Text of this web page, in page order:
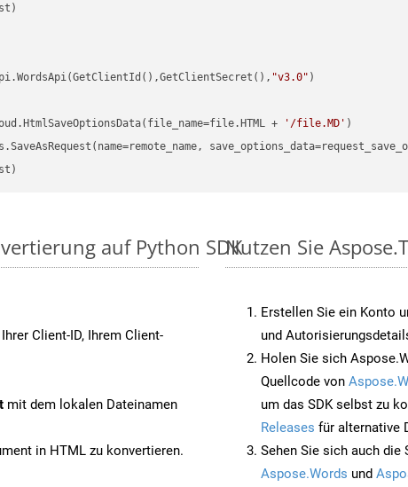
"v3.0" )
+ '/file.MD'
auf Python SDK
Client-ID, Ihrem Client-
mit dem lokalen Dateinamen
in HTML zu konvertieren.
Nutzen Sie
Erstellen Sie ein Konto
und
Holen Sie sich
Quellcode von
um das SDK selbst zu
Releases für alternative
Sehen Sie sich auch die
Aspose.Words und